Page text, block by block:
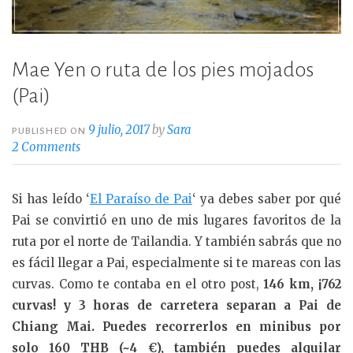
Mae Yen o ruta de los pies mojados
(Pai)
PUBLISHED ON 9 julio, 2017bySara
2 Comments
Si has leído ‘El Paraíso de Pai‘ ya debes saber por qué
Pai se convirtió en uno de mis lugares favoritos de la
ruta por el norte de Tailandia. Y también sabrás que no
es fácil llegar a Pai, especialmente si te mareas con las
curvas. Como te contaba en el otro post, 146 km, ¡762
curvas! y 3 horas de carretera separan a Pai de
Chiang Mai. Puedes recorrerlos en minibus por
solo 160 THB (~4 €), también puedes alquilar